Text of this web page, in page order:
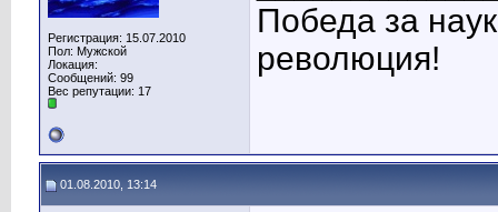
Регистрация: 15.07.2010
Пол: Мужской
Локация:
Сообщений: 99
Вес репутации: 17
Победа за
революция!
01.08.2010, 13:14